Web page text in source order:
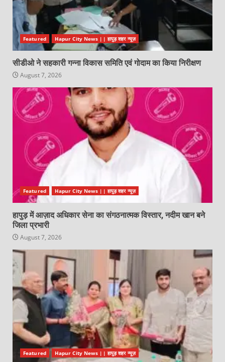
Featured Hapur City News || हापुड़ शहर न्यूज़
सीडीओ ने सहकारी गन्ना विकास समिति एवं गोदाम का किया निरीक्षण
August 7, 2026
Featured Hapur City News || हापुड़ शहर न्यूज़
हापुड़ में आज़ाद अधिकार सेना का संगठनात्मक विस्तार, नदीम खान बने
जिला प्रभारी
August 7, 2026
Featured Hapur City News || हापुड़ शहर न्यूज़